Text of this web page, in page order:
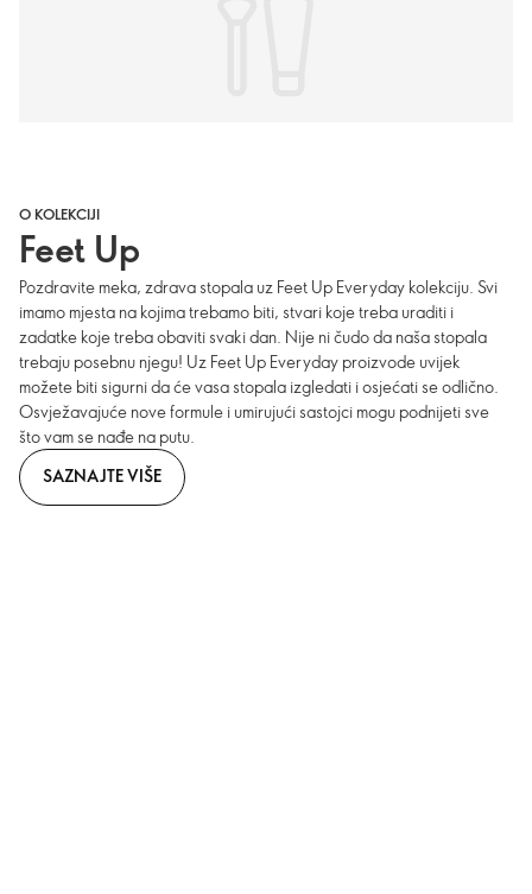
O KOLEKCIJI
Feet Up
Pozdravite meka, zdrava stopala uz Feet Up Everyday kolekciju. Svi
imamo mjesta na kojima trebamo biti, stvari koje treba uraditi i
zadatke koje treba obaviti svaki dan. Nije ni čudo da naša stopala
trebaju posebnu njegu! Uz Feet Up Everyday proizvode uvijek
možete biti sigurni da će vasa stopala izgledati i osjećati se odlično.
Osvježavajuće nove formule i umirujući sastojci mogu podnijeti sve
što vam se nađe na putu.
SAZNAJTE VIŠE